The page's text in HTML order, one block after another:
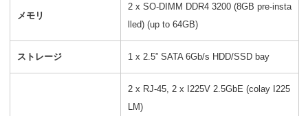
メモリ
2 x SO-DIMM DDR4 3200 (8GB pre-insta
lled) (up to 64GB)
ストレージ 1 x 2.5” SATA 6Gb/s HDD/SSD bay
2 x RJ-45, 2 x I225V 2.5GbE (colay I225
LM)